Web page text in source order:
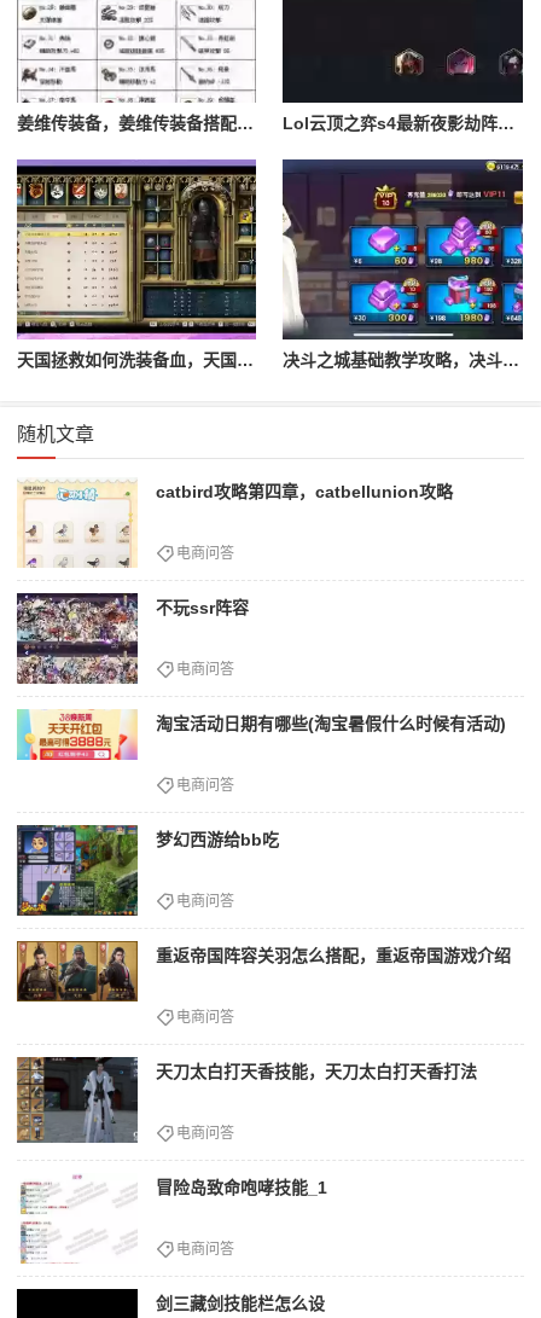
姜维传装备，姜维传装备搭配一览表最新 Lol云顶之弈s4最新夜影劫阵容搭配，云顶之奕夜影劫阵容
天国拯救如何洗装备血，天国拯救怎么洗衣服 决斗之城基础教学攻略，决斗之城教学攻略2111
随机文章
catbird攻略第四章，catbellunion攻略
电商问答
不玩ssr阵容
电商问答
淘宝活动日期有哪些(淘宝暑假什么时候有活动)
电商问答
梦幻西游给bb吃
电商问答
重返帝国阵容关羽怎么搭配，重返帝国游戏介绍
电商问答
天刀太白打天香技能，天刀太白打天香打法
电商问答
冒险岛致命咆哮技能_1
电商问答
剑三藏剑技能栏怎么设